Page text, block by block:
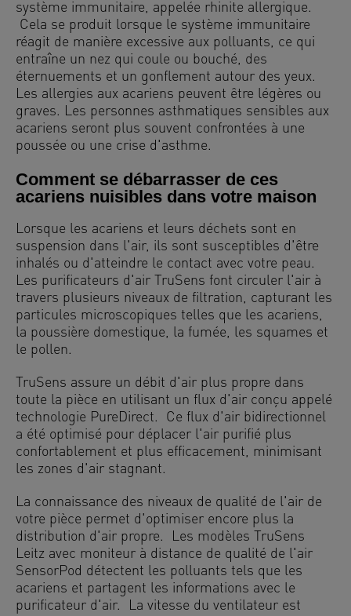
système immunitaire, appelée rhinite allergique.
Cela se produit lorsque le système immunitaire
réagit de manière excessive aux polluants, ce qui
entraîne un nez qui coule ou bouché, des
éternuements et un gonflement autour des yeux.
Les allergies aux acariens peuvent être légères ou
graves. Les personnes asthmatiques sensibles aux
acariens seront plus souvent confrontées à une
poussée ou une crise d'asthme.
Comment se débarrasser de ces
acariens nuisibles dans votre maison
Lorsque les acariens et leurs déchets sont en
suspension dans l'air, ils sont susceptibles d'être
inhalés ou d'atteindre le contact avec votre peau.
Les purificateurs d'air TruSens font circuler l'air à
travers plusieurs niveaux de filtration, capturant les
particules microscopiques telles que les acariens,
la poussière domestique, la fumée, les squames et
le pollen.
TruSens assure un débit d'air plus propre dans
toute la pièce en utilisant un flux d'air conçu appelé
technologie PureDirect. Ce flux d'air bidirectionnel
a été optimisé pour déplacer l'air purifié plus
confortablement et plus efficacement, minimisant
les zones d'air stagnant.
La connaissance des niveaux de qualité de l'air de
votre pièce permet d'optimiser encore plus la
distribution d'air propre. Les modèles TruSens
Leitz avec moniteur à distance de qualité de l'air
SensorPod détectent les polluants tels que les
acariens et partagent les informations avec le
purificateur d'air. La vitesse du ventilateur est